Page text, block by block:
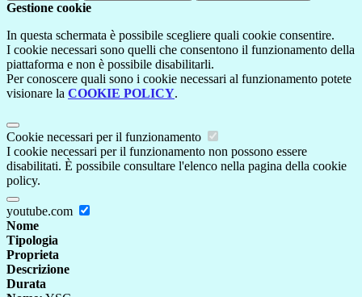
Gestione cookie
In questa schermata è possibile scegliere quali cookie consentire.
I cookie necessari sono quelli che consentono il funzionamento della
piattaforma e non è possibile disabilitarli.
Per conoscere quali sono i cookie necessari al funzionamento potete
visionare la COOKIE POLICY.
Cookie necessari per il funzionamento
I cookie necessari per il funzionamento non possono essere
disabilitati. È possibile consultare l'elenco nella pagina della cookie
policy.
youtube.com
Nome
Tipologia
Proprieta
Descrizione
Durata